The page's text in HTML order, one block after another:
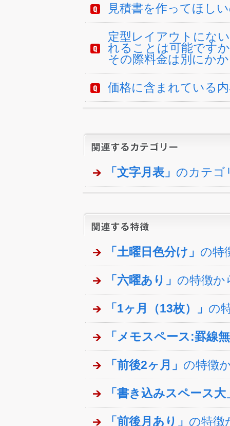
見積書を作ってほし
定型レイアウトにな
れることは可能です
その際料金は別にか
価格に含まれている
「文字月表」 のカテゴ
「土曜日色分け」 の特
「六曜あり」 の特徴か
「1ヶ月（13枚）」 の
「メモスペース:罫線
「前後2ヶ月」 の特徴
「書き込みスペース大
「前後月あり」 の特徴